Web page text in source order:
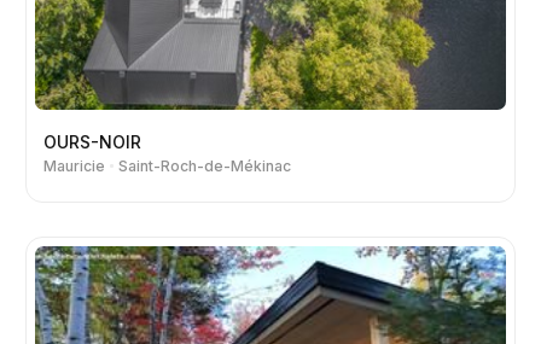
OURS-NOIR
Mauricie Saint-Roch-de-Mékinac